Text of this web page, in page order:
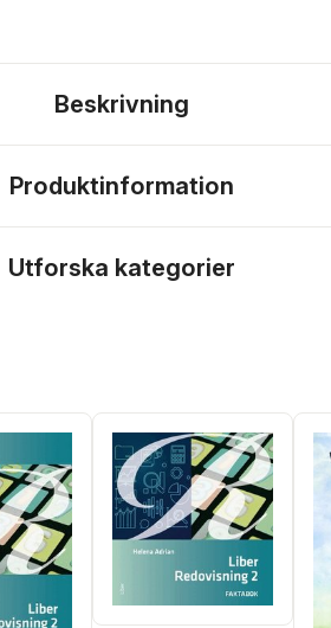
Beskrivning
Produktinformation
Utforska kategorier